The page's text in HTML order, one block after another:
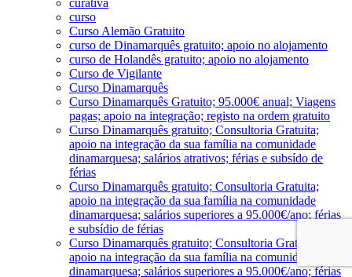
curso
Curso Alemão Gratuito
curso de Dinamarquês gratuito; apoio no alojamento
curso de Holandês gratuito; apoio no alojamento
Curso de Vigilante
Curso Dinamarquês
Curso Dinamarquês Gratuito; 95.000€ anual; Viagens
pagas; apoio na integração; registo na ordem gratuito
Curso Dinamarquês gratuito; Consultoria Gratuita;
apoio na integração da sua família na comunidade
dinamarquesa; salários atrativos; férias e subsído de
férias
Curso Dinamarquês gratuito; Consultoria Gratuita;
apoio na integração da sua família na comunidade
dinamarquesa; salários superiores a 95.000€/ano; férias
e subsídio de férias
Curso Dinamarquês gratuito; Consultoria Gratuita;
apoio na integração da sua família na comunidade
dinamarquesa; salários superiores a 95.000€/ano; férias